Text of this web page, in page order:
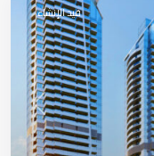
قيد الإنشاء